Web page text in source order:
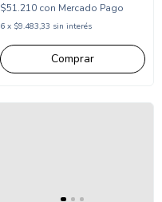
$51.210 con Mercado Pago
6 x $9.483,33 sin interés
Comprar